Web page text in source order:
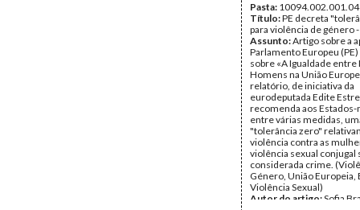
Pasta:
Título:PE decreta
para violência de género
Assunto:Artigo sobre a
Parlamento Europeu
sobre «A Igualdade
Homens na União
relatório, de iniciativa da
eurodeputada Edite
recomenda aos
entre várias medidas,
"tolerância zero"
violência contra as
violência sexual conjugal
considerada crime.
Género, União Europeia,
Violência Sexual)
Autor do artigo: Sofia